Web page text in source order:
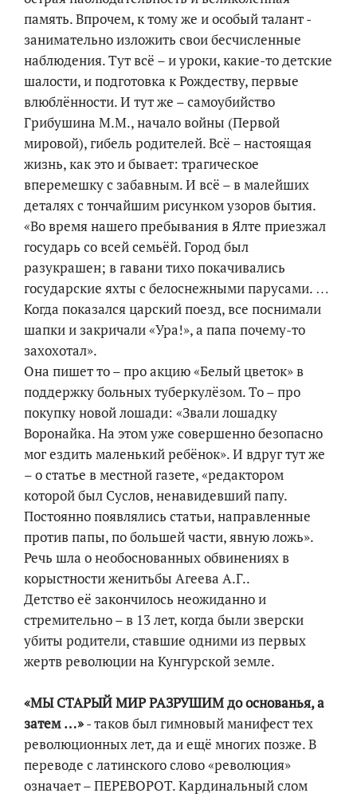
память. Впрочем, к тому же и особый талант -
занимательно изложить свои бесчисленные
наблюдения. Тут всё – и уроки, какие-то детские
шалости, и подготовка к Рождеству, первые
влюблённости. И тут же – самоубийство
Грибушина М.М., начало войны (Первой
мировой), гибель родителей. Всё – настоящая
жизнь, как это и бывает: трагическое
вперемешку с забавным. И всё – в малейших
деталях с тончайшим рисунком узоров бытия.
«Во время нашего пребывания в Ялте приезжал
государь со всей семьёй. Город был
разукрашен; в гавани тихо покачивались
государские яхты с белоснежными парусами. …
Когда показался царский поезд, все поснимали
шапки и закричали «Ура!», а папа почему-то
захохотал».
Она пишет то – про акцию «Белый цветок» в
поддержку больных туберкулёзом. То – про
покупку новой лошади: «Звали лошадку
Воронайка. На этом уже совершенно безопасно
мог ездить маленький ребёнок». И вдруг тут же
– о статье в местной газете, «редактором
которой был Суслов, ненавидевший папу.
Постоянно появлялись статьи, направленные
против папы, по большей части, явную ложь».
Речь шла о необоснованных обвинениях в
корыстности женитьбы Агеева А.Г..
Детство её закончилось неожиданно и
стремительно – в 13 лет, когда были зверски
убиты родители, ставшие одними из первых
жертв революции на Кунгурской земле.
«МЫ СТАРЫЙ МИР РАЗРУШИМ до основанья, а
затем …»- таков был гимновый манифест тех
революционных лет, да и ещё многих позже. В
переводе с латинского слово «революция»
означает – ПЕРЕВОРОТ. Кардинальный слом